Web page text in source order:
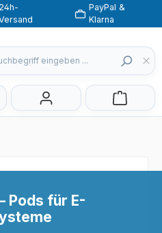
24h-
PayPal &
Klarna
0 Produkte auf dem
Pods für E-